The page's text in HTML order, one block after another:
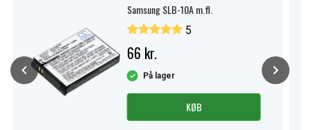
Samsung SLB-10A m.fl.
5
66 kr.
På lager
KØB